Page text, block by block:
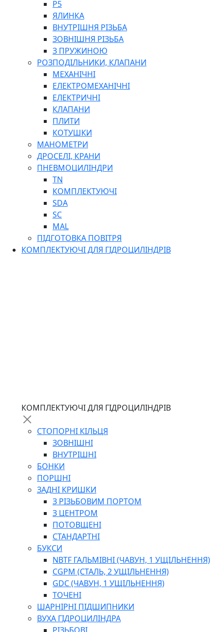
P5
ЯЛИНКА
ВНУТРІШНЯ РІЗЬБА
ЗОВНІШНЯ РІЗЬБА
З ПРУЖИНОЮ
РОЗПОДІЛЬНИКИ, КЛАПАНИ
МЕХАНІЧНІ
ЕЛЕКТРОМЕХАНІЧНІ
ЕЛЕКТРИЧНІ
КЛАПАНИ
ПЛИТИ
КОТУШКИ
МАНОМЕТРИ
ДРОСЕЛІ, КРАНИ
ПНЕВМОЦИЛІНДРИ
TN
КОМПЛЕКТУЮЧІ
SDA
SC
MAL
ПІДГОТОВКА ПОВІТРЯ
КОМПЛЕКТУЮЧІ ДЛЯ ГІДРОЦИЛІНДРІВ
КОМПЛЕКТУЮЧІ ДЛЯ ГІДРОЦИЛІНДРІВ
СТОПОРНІ КІЛЬЦЯ
ЗОВНІШНІ
ВНУТРІШНІ
БОНКИ
ПОРШНІ
ЗАДНІ КРИШКИ
З РІЗЬБОВИМ ПОРТОМ
З ЦЕНТРОМ
ПОТОВЩЕНІ
СТАНДАРТНІ
БУКСИ
NBTF ГАЛЬМІВНІ (ЧАВУН, 1 УЩІЛЬНЕННЯ)
CGPM (СТАЛЬ, 2 УЩІЛЬНЕННЯ)
GDC (ЧАВУН, 1 УЩІЛЬНЕННЯ)
ТОЧЕНІ
ШАРНІРНІ ПІДШИПНИКИ
ВУХА ГІДРОЦИЛІНДРА